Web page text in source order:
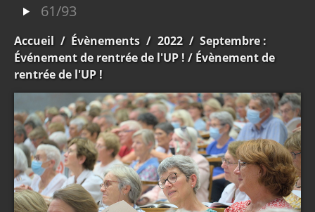
61/93
Accueil / Évènements / 2022 / Septembre :
Événement de rentrée de l'UP ! / Évènement de
rentrée de l'UP !